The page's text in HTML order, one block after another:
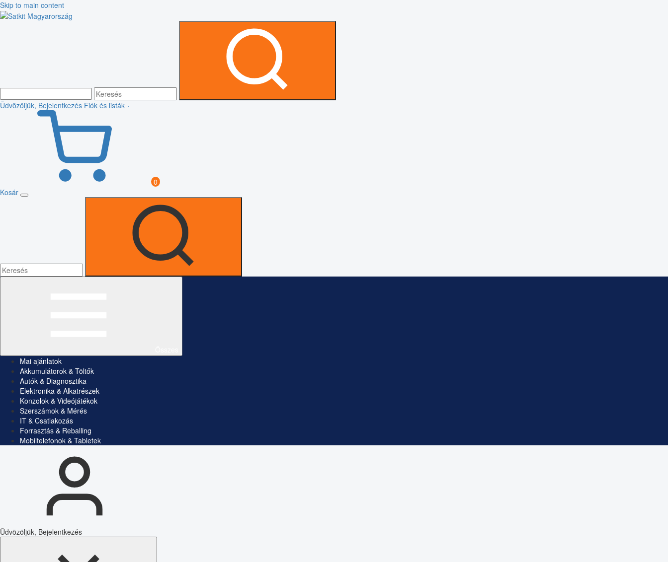
Skip to main content
Üdvözöljük, Bejelentkezés Fiók és listák
0
Kosár
Mai ajánlatok
Akkumulátorok & Töltők
Autók & Diagnosztika
Elektronika & Alkatrészek
Konzolok & Videójátékok
Szerszámok & Mérés
IT & Csatlakozás
Forrasztás & Reballing
Mobiltelefonok & Tabletek
Üdvözöljük, Bejelentkezés